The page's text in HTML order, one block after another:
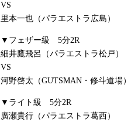
VS
里本一也（パラエストラ広島）
▼フェザー級 5分2R
細井鷹飛呂（パラエストラ松戸）
VS
河野啓太（GUTSMAN・修斗道場）
▼ライト級 5分2R
廣瀬貴行（パラエストラ葛西）